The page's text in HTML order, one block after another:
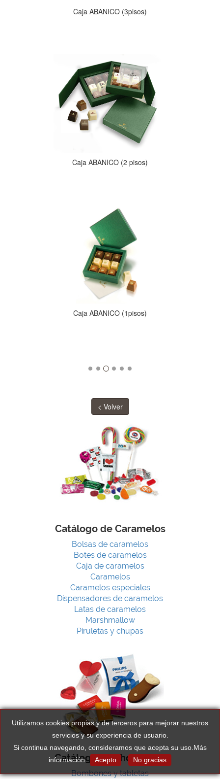
Caja ABANICO (3pisos)
Caja ABANICO (2 pisos)
Caja ABANICO (1pisos)
< Volver
Catálogo de Caramelos
Bolsas de caramelos
Botes de caramelos
Caja de caramelos
Caramelos
Caramelos especiales
Dispensadores de caramelos
Latas de caramelos
Marshmallow
Piruletas y chupas
Catálogo de chocolates
Bombones y tabletas
Utilizamos cookies propias y de terceros para mejorar nuestros
servicios y su experiencia de usuario.
Si continua navegando, consideramos que acepta su uso. Más
información
Acepto No gracias